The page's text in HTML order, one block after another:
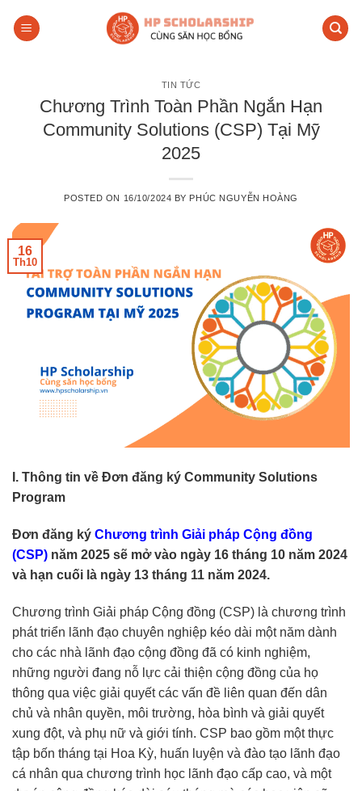
TIN TỨC
Chương Trình Toàn Phần Ngắn Hạn
Community Solutions (CSP) Tại Mỹ
2025
POSTED ON 16/10/2024 BY PHÚC NGUYỄN HOÀNG
16
Th10
I. Thông tin về Đơn đăng ký Community Solutions
Program
Đơn đăng ký Chương trình Giải pháp Cộng đồng
(CSP) năm 2025 sẽ mở vào ngày 16 tháng 10 năm 2024
và hạn cuối là ngày 13 tháng 11 năm 2024.
Chương trình Giải pháp Cộng đồng (CSP) là chương trình
phát triển lãnh đạo chuyên nghiệp kéo dài một năm dành
cho các nhà lãnh đạo cộng đồng đã có kinh nghiệm,
những người đang nỗ lực cải thiện cộng đồng của họ
thông qua việc giải quyết các vấn đề liên quan đến dân
chủ và nhân quyền, môi trường, hòa bình và giải quyết
xung đột, và phụ nữ và giới tính. CSP bao gồm một thực
tập bốn tháng tại Hoa Kỳ, huấn luyện và đào tạo lãnh đạo
cá nhân qua chương trình học lãnh đạo cấp cao, và một